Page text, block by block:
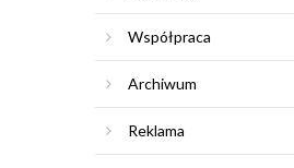
Współpraca
Archiwum
Reklama